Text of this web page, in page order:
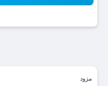
مزود